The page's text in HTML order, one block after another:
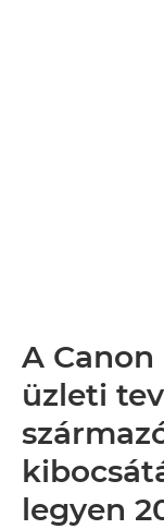
A Canon
üzleti
legyen